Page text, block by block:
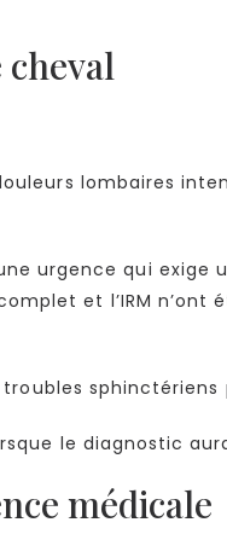
lombaires
urgence qui exige
et l’IRM n’ont
sphinctériens
le diagnostic
médicale